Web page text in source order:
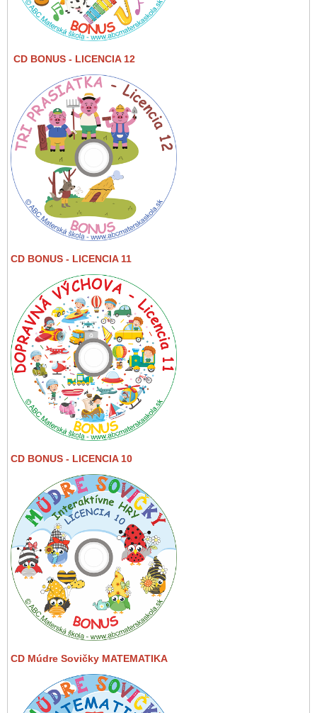
CD BONUS - LICENCIA 12
CD BONUS - LICENCIA 11
CD BONUS - LICENCIA 10
CD Múdre Sovičky MATEMATIKA